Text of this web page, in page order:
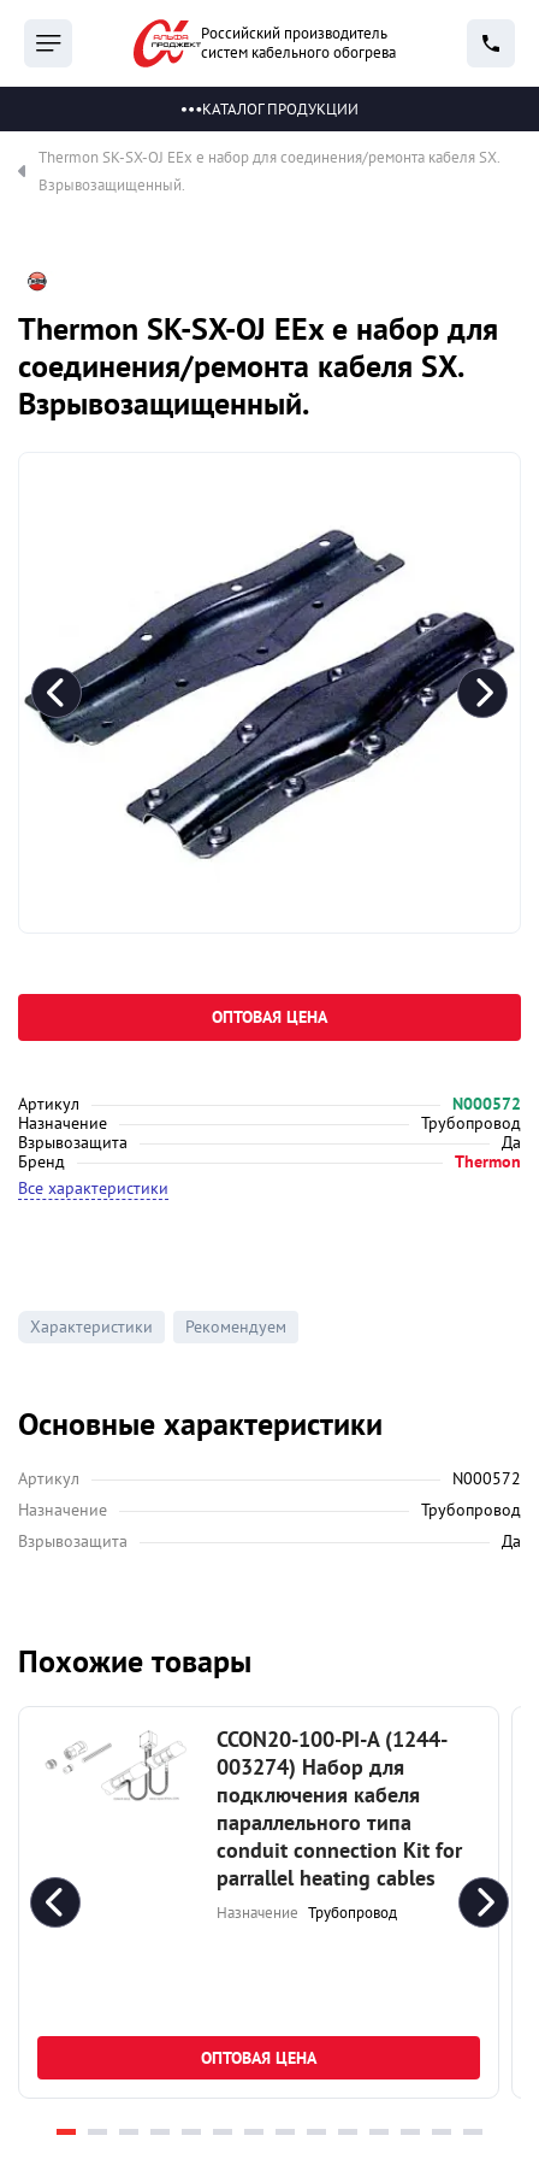
Российский производитель
систем кабельного обогрева
КАТАЛОГ ПРОДУКЦИИ
Thermon SK-SX-OJ EEx e набор для соединения/ремонта кабеля SX.
Взрывозащищенный.
Thermon SK-SX-OJ EEx e набор для
соединения/ремонта кабеля SX.
Взрывозащищенный.
Артикул
N000572
Назначение
Трубопровод
Взрывозащита
Да
Бренд
Thermon
Все характеристики
ОПТОВАЯ ЦЕНА
Характеристики Рекомендуем
Основные характеристики
Артикул
N000572
Назначение
Трубопровод
Взрывозащита
Да
Похожие товары
CCON20-100-PI-A (1244-
003274) Набор для
подключения кабеля
параллельного типа
conduit connection Kit for
parrallel heating cables
Назначение Трубопровод
ОПТОВАЯ ЦЕНА